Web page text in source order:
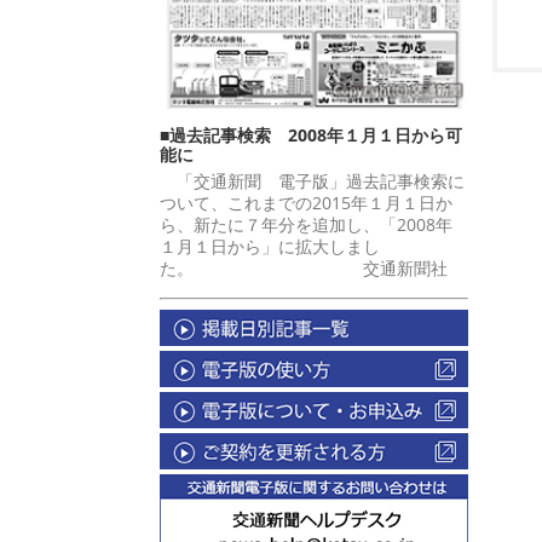
■過去記事検索 2008年１月１日から可
能に
「交通新聞 電子版」過去記事検索に
ついて、これまでの2015年１月１日か
ら、新たに７年分を追加し、「2008年
１月１日から」に拡大しまし
た。 交通新聞社